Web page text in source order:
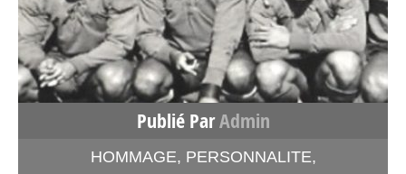
Publié ParAdmin
HOMMAGE, PERSONNALITE,